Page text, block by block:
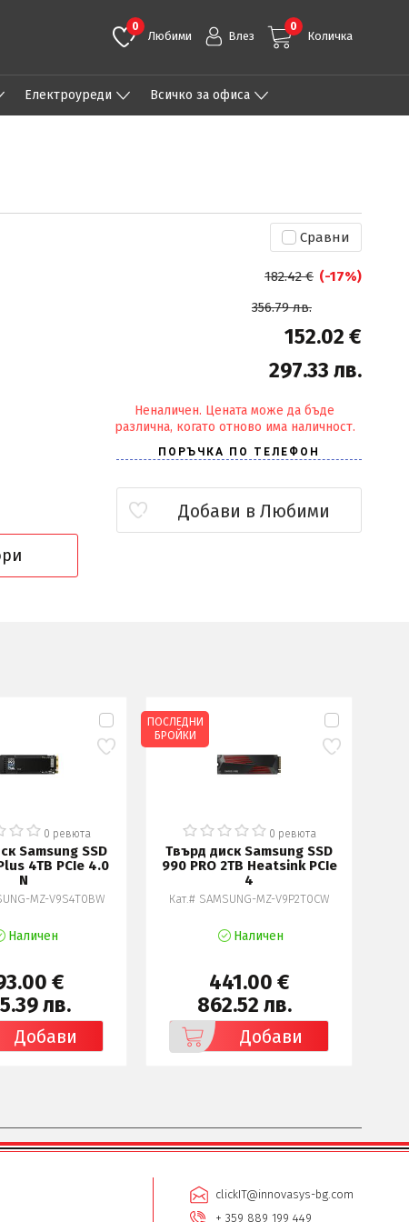
0
Любими Влез
0
Количка
Eлектроуреди Всичко за офиса
Сравни
182.42 € (-17%)
356.79 лв.
152.02 €
297.33 лв.
Неналичен. Цената може да бъде
различна, когато отново има наличност.
Добави в Любими
0 ревюта
Samsung SSD
4TB PCIe 4.0
N
MZ-V9S4T0BW
Наличен
€
лв.
Добави
0 ревюта
Твърд диск Samsung SSD
990 PRO 2TB Heatsink PCIe
4
Кат.# SAMSUNG-MZ-V9P2T0CW
Наличен
441.00 €
862.52 лв.
Добави
ПОСЛЕДНИ
БРОЙКИ
clickIT@innovasys-bg.com
+ 359 889 199 449